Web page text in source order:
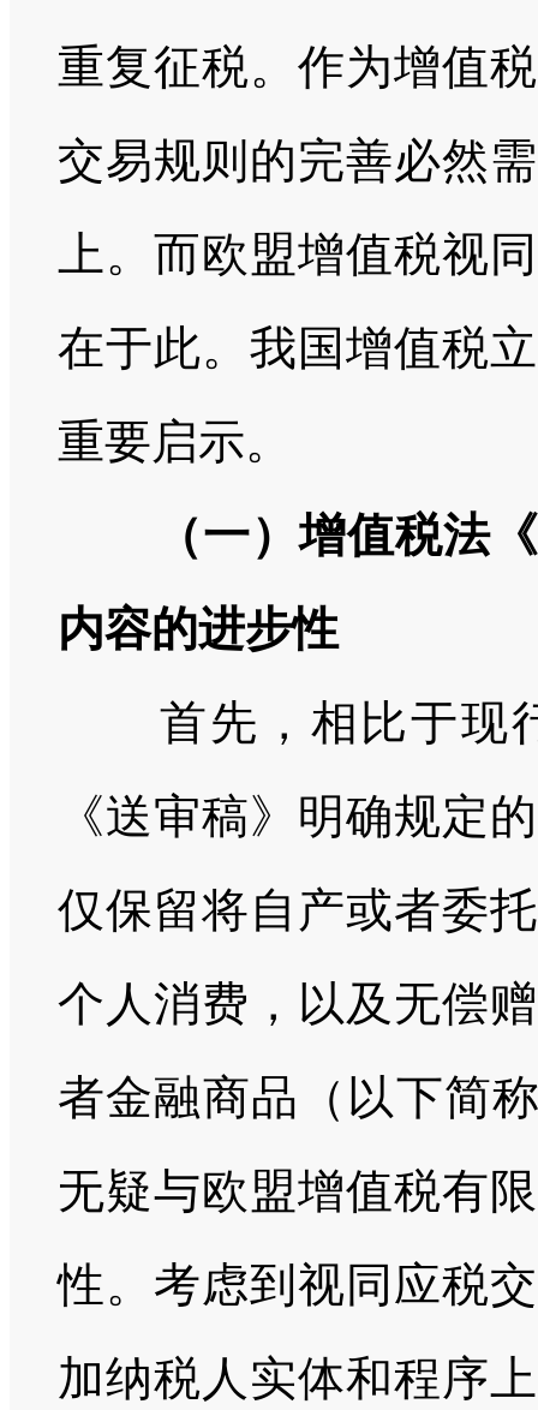
重复征税。作为增值
交易规则的完善必然
上。而欧盟增值税视
在于此。我国增值税
重要启示。
（一）增值税法
内容的进步性
首先，相比于现行
《送审稿》明确规定
仅保留将自产或者委
个人消费，以及无偿
者金融商品（以下简
无疑与欧盟增值税有
性。考虑到视同应税
加纳税人实体和程序